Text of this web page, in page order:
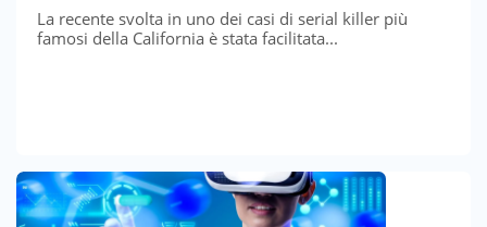
La recente svolta in uno dei casi di serial killer più
famosi della California è stata facilitata...